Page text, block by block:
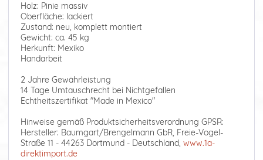
Holz: Pinie massiv
Oberfläche: lackiert
Zustand: neu, komplett montiert
Gewicht: ca. 45 kg
Herkunft: Mexiko
Handarbeit
2 Jahre Gewährleistung
14 Tage Umtauschrecht bei Nichtgefallen
Echtheitszertifikat "Made in Mexico"
Hinweise gemäß Produktsicherheitsverordnung GPSR:
Hersteller: Baumgart/Brengelmann GbR, Freie-Vogel-
Straße 11 - 44263 Dortmund - Deutschland, www.1a-
direktimport.de